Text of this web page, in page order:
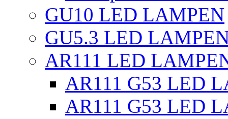
GU10 LED LAMPEN
GU5.3 LED
AR111 LED
AR111 G53 LED
AR111 G53 LED